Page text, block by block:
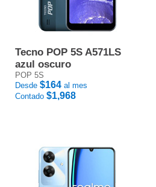
Tecno POP 5S A571LS
azul oscuro
POP 5S
Desde $164 al mes
Contado $1,968